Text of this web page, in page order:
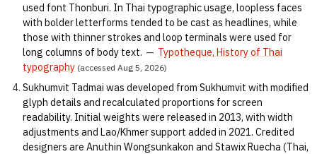
used font Thonburi. In Thai typographic usage, loopless faces
with bolder letterforms tended to be cast as headlines, while
those with thinner strokes and loop terminals were used for
long columns of body text. — Typotheque, History of Thai
typography (accessed Aug 5, 2026)
Sukhumvit Tadmai was developed from Sukhumvit with modified
glyph details and recalculated proportions for screen
readability. Initial weights were released in 2013, with width
adjustments and Lao/Khmer support added in 2021. Credited
designers are Anuthin Wongsunkakon and Stawix Ruecha (Thai,